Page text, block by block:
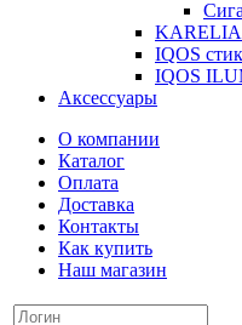
KARELIA
IQOS
IQOS
Аксессуары
О компании
Каталог
Оплата
Доставка
Контакты
Как купить
Наш магазин